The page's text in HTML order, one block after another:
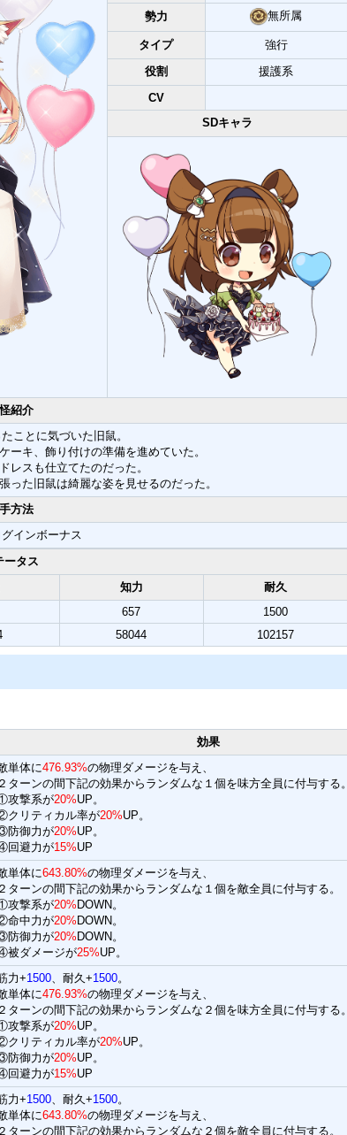
勢力 無所属
タイプ
強行
役割
援護系
CV
SDキャラ
紹介
ことに気づいた旧鼠。
ーキ、飾り付けの準備を進めていた。
レスも仕立てたのだった。
った旧鼠は綺麗な姿を見せるのだった。
方法
インボーナス
ータス
知力
耐久
657
1500
58044 102157
効果
単体に476.93%の物理ダメージを与え、
２ターンの間下記の効果からランダムな１個を味方全員に付与する。
攻撃系が20%UP。
クリティカル率が20%UP。
防御力が20%UP。
回避力が15%UP
単体に643.80%の物理ダメージを与え、
２ターンの間下記の効果からランダムな１個を敵全員に付与する。
攻撃系が20% DOWN。
命中力が20% DOWN。
防御力が20% DOWN。
被ダメージが25%UP。
力+1500、耐久+1500。
単体に476.93%の物理ダメージを与え、
２ターンの間下記の効果からランダムな２個を味方全員に付与する。
攻撃系が20%UP。
クリティカル率が20%UP。
防御力が20%UP。
回避力が15%UP
力+1500、耐久+1500。
単体に643.80%の物理ダメージを与え、
２ターンの間下記の効果からランダムな２個を敵全員に付与する。